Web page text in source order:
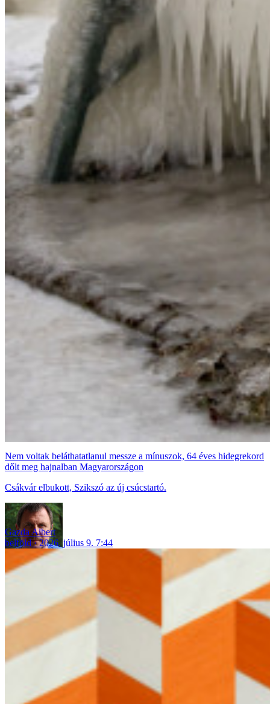
Nem voltak beláthatatlanul messze a mínuszok, 64 éves hidegrekord
dőlt meg hajnalban Magyarországon
Csákvár elbukott, Szikszó az új csúcstartó.
Gazda Albert
belföld
2026. július 9. 7:44